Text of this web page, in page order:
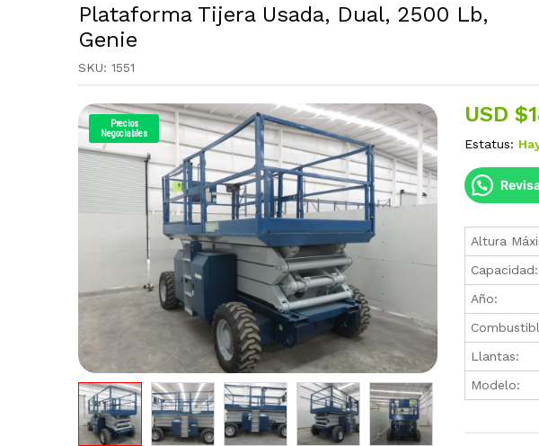
Plataforma Tijera Usada, Dual, 2500 Lb,
Genie
SKU: 1551
Precios
Negociables
USD $
Estatus:
Altura
Capacidad:
Año:
Llantas:
Modelo: